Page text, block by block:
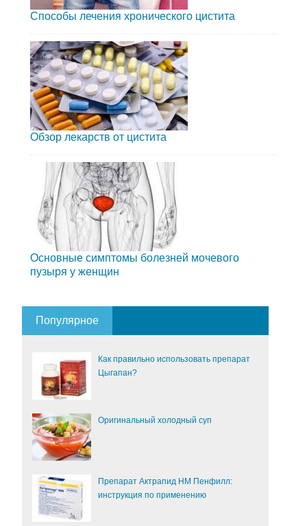
Способы лечения хронического цистита
Обзор лекарств от цистита
Основные симптомы болезней мочевого
пузыря у женщин
Популярное
Как правильно использовать препарат
Цыгапан?
Оригинальный холодный суп
Препарат Актрапид НМ Пенфилл:
инструкция по применению